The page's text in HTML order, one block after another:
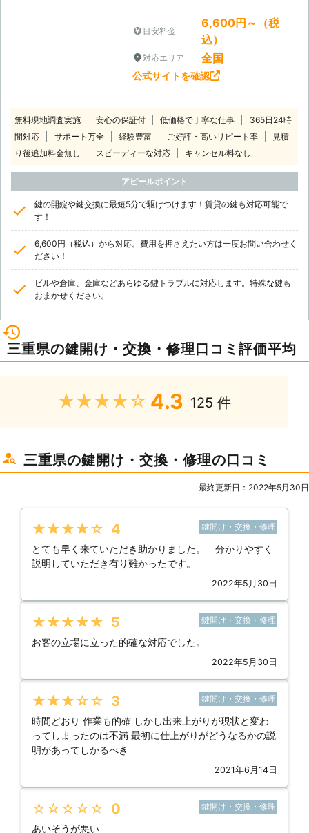
目安料金
6,600円～（税
込）
対応エリア 全国
公式サイトを確認
無料現地調査実施 安心の保証付 低価格で丁寧な仕事
365日24時
間対応
サポート万全 経験豊富 ご好評・高いリピート率
見積
り後追加料金無し
スピーディーな対応 キャンセル料なし
アピールポイント
鍵の開錠や鍵交換に最短5分で駆けつけます！賃貸の鍵も対応可能で
す！
6,600円（税込）から対応。費用を押さえたい方は一度お問い合わせく
ださい！
ビルや倉庫、金庫などあらゆる鍵トラブルに対応します。特殊な鍵も
おまかせください。
三重県の鍵開け・交換・修理口コミ評価平均
★★★★★ 4.3 125 件
三重県の鍵開け・交換・修理の口コミ
最終更新日：2022年5月30日
★★★★★ 4 鍵開け・交換・修理
とても早く来ていただき助かりました。 分かりやすく
説明していただき有り難かったです。
2022年5月30日
★★★★★ 5 鍵開け・交換・修理
お客の立場に立った的確な対応でした。
2022年5月30日
★★★★★ 3 鍵開け・交換・修理
時間どおり 作業も的確 しかし出来上がりが現状と変わ
ってしまったのは不満 最初に仕上がりがどうなるかの説
明があってしかるべき
2021年6月14日
★★★★★ 0 鍵開け・交換・修理
あいそうが悪い